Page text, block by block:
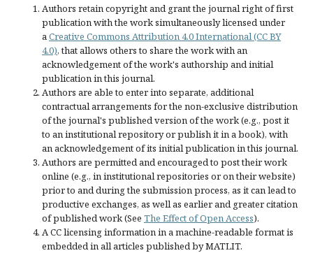
Authors retain copyright and grant the journal right of first
publication with the work simultaneously licensed under
a Creative Commons Attribution 4.0 International (CC BY
4.0), that allows others to share the work with an
acknowledgement of the work's authorship and initial
publication in this journal.
Authors are able to enter into separate, additional
contractual arrangements for the non-exclusive distribution
of the journal's published version of the work (e.g., post it
to an institutional repository or publish it in a book), with
an acknowledgement of its initial publication in this journal.
Authors are permitted and encouraged to post their work
online (e.g., in institutional repositories or on their website)
prior to and during the submission process, as it can lead to
productive exchanges, as well as earlier and greater citation
of published work (See The Effect of Open Access).
A CC licensing information in a machine-readable format is
embedded in all articles published by MATLIT.